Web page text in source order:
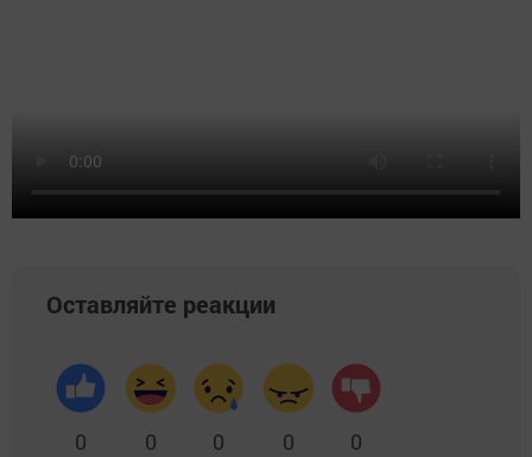
Оставляйте реакции
0 0 0 0 0